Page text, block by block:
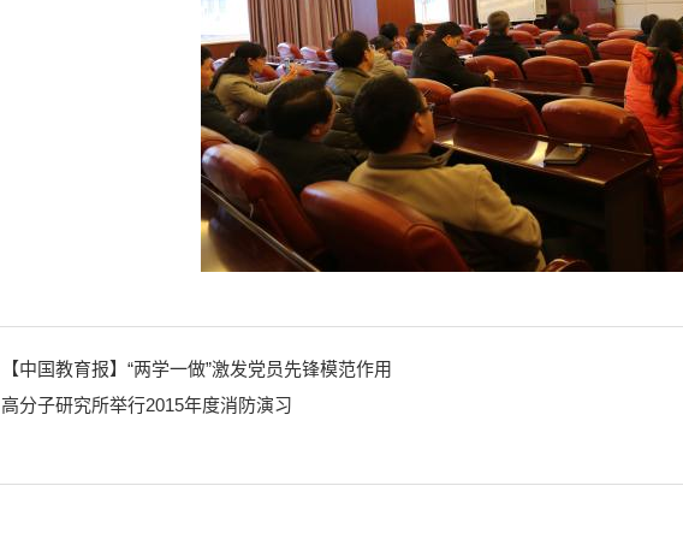
【中国教育报】“两学一做”激发党员先锋模范作用
高分子研究所举行2015年度消防演习